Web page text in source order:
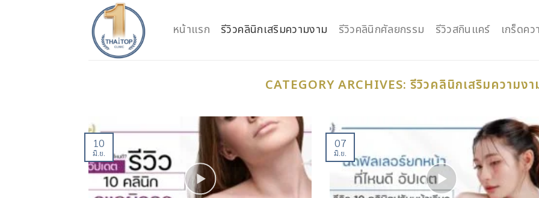
หน้าแรก รีวิวคลินิกเสริมความงาม รีวิวคลินิกศัลยกรรม รีวิวสกินแคร์ เกร็ดค
CATEGORY ARCHIVES: รีวิวคลินิกเสริมความง
10
มิ.ย.
07
มิ.ย.